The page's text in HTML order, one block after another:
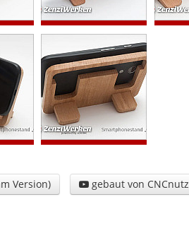
Version)  gebaut von CNCnutz